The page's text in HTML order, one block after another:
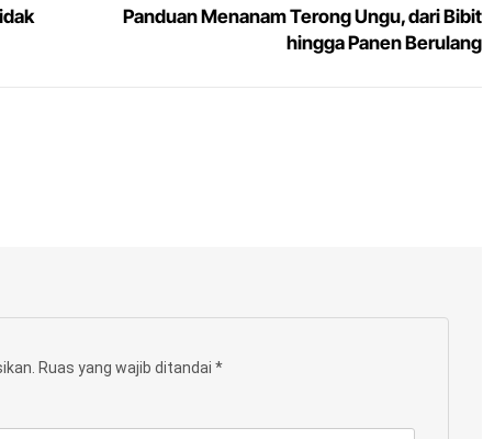
Panduan Menanam Terong Ungu, dari Bibit
hingga Panen Berulang
Ruas yang wajib ditandai *